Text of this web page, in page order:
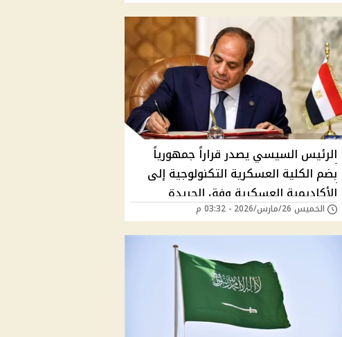
الرئيس السيسي يصدر قراراً جمهورياً
بضم الكلية العسكرية التكنولوجية إلى
الأكاديمية العسكرية وفق الجريدة
الرسمية
الخميس 26/مارس/2026 - 03:32 م